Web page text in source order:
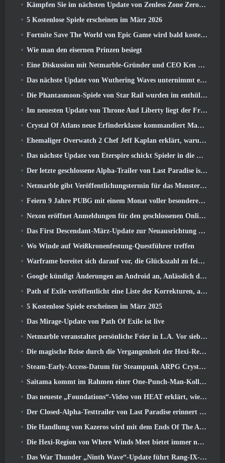
Kämpfen Sie im nächsten Update von Zenless Zone Zero um Ruhm im Hollow-Champion-Wettbewerb von New Eridu
5 Kostenlose Spiele erscheinen im März 2026
Fortnite Save The World von Epic Game wird bald kostenlos spielbar sein
Wie man den eisernen Prinzen besiegt
Eine Diskussion mit Netmarble-Gründer und CEO Ken Kim über MONGIL: Sternentauchen
Das nächste Update von Wuthering Waves unternimmt eine Reise zur „dunklen Seite“
Die Phantasmoon-Spiele von Star Rail wurden im enthüllt 4.1 Sonderprogramm
Im neuesten Update von Throne And Liberty liegt der Frühling in der Luft
Crystal Of Atlans neue Erfinderklasse kommandiert Magitech-Mechs im Kampf
Ehemaliger Overwatch 2 Chef Jeff Kaplan erklärt, warum er Blizzard zugelassen hat
Das nächste Update von Eterspire schickt Spieler in die Zwergenminen
Der letzte geschlossene Alpha-Trailer von Last Paradise ist ein kleines, aber erschreckendes Kunstwerk
Netmarble gibt Veröffentlichungstermin für das Monsterzähmungs-Action-Rollenspiel Mongil bekannt: Sternentauchen
Feiern 9 Jahre PUBG mit einem Monat voller besonderer Aktivitäten
Nexon eröffnet Anmeldungen für den geschlossenen Online-Test von MapleStory Classic World im April
Das First Descendant-März-Update zur Neuausrichtung von Sharen und zur Einführung neuer Inhalte
Wo Winde auf Weißkronenfestung-Questführer treffen
Warframe bereitet sich darauf vor, die Glückszahl zu feiern 13 Mit Jubiläumsveranstaltungen
Google kündigt Änderungen an Android an, Anlässlich der Rückkehr von Fortnite in den Play Store
Path of Exile veröffentlicht eine Liste der Korrekturen, an denen nach dem Start von Mirage gearbeitet wird
5 Kostenlose Spiele erscheinen im März 2025
Das Mirage-Update von Path Of Exile ist live
Netmarble veranstaltet persönliche Feier in L.A. Vor sieben Todsünden: Origin-Start
Die magische Reise durch die Vergangenheit der Hexi-Region beginnt dort, wo heute Winde aufeinander treffen
Steam-Early-Access-Datum für Steampunk ARPG Crystalfall bekannt gegeben
Saitama kommt im Rahmen einer One-Punch-Man-Kollaborationsveranstaltung zu MapleStory
Das neueste „Foundations“-Video von HEAT erklärt, wie Agenten und Panzer zusammenarbeiten
Der Closed-Alpha-Testtrailer von Last Paradise erinnert uns daran, wie es wirklich ist, die Zombie-Apokalypse zu überleben
Die Handlung von Kazeros wird mit dem Ends Of The Abyss-Update von Lost Ark abgeschlossen
Die Hexi-Region von Where Winds Meet bietet immer noch das, was Spieler lieben, und ist gleichzeitig ein einzigartiges Erlebnis
Das War Thunder „Ninth Wave“-Update führt Rang-IX-Jets ein